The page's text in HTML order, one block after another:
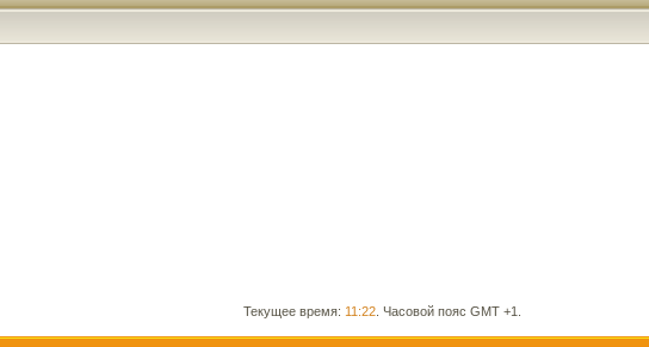
Текущее время: 11:22. Часовой пояс GMT +1.